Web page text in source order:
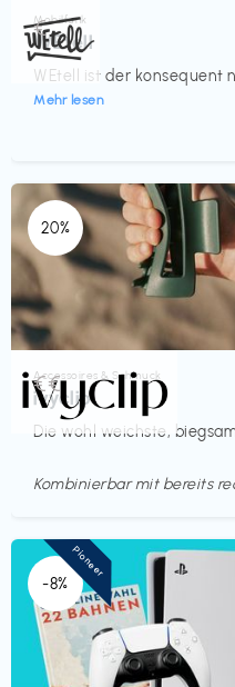
Mobilfunk
WEtell
WEtell ist der konsequent
Mehr lesen
€‎
20%
Accessoires & Schmuck
ivyclip
Die wohl weichste,
€€‎
Kombinierbar mit bereits
-8%
Pioneer